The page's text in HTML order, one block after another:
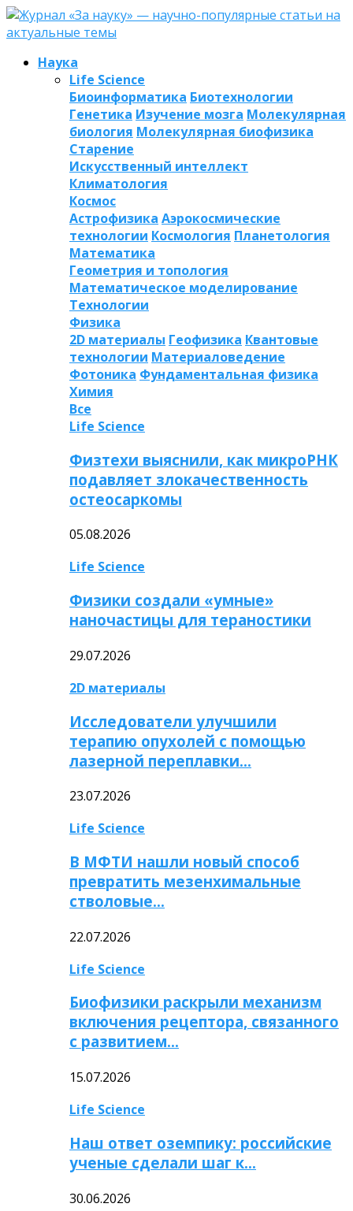
Наука
Life Science
Биоинформатика Биотехнологии
Генетика Изучение мозга Молекулярная
биология Молекулярная биофизика
Старение
Искусственный интеллект
Климатология
Космос
Астрофизика Аэрокосмические
технологии Космология Планетология
Математика
Геометрия и топология
Математическое моделирование
Технологии
Физика
2D материалы Геофизика Квантовые
технологии Материаловедение
Фотоника Фундаментальная физика
Химия
Все
Life Science
Физтехи выяснили, как микроРНК
подавляет злокачественность
остеосаркомы
05.08.2026
Life Science
Физики создали «умные»
наночастицы для тераностики
29.07.2026
2D материалы
Исследователи улучшили
терапию опухолей с помощью
лазерной переплавки…
23.07.2026
Life Science
В МФТИ нашли новый способ
превратить мезенхимальные
стволовые…
22.07.2026
Life Science
Биофизики раскрыли механизм
включения рецептора, связанного
с развитием…
15.07.2026
Life Science
Наш ответ оземпику: российские
ученые сделали шаг к…
30.06.2026